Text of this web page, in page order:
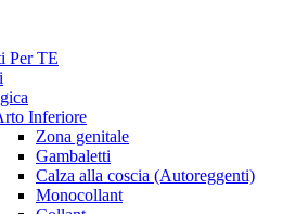
Per TE
Inferiore
Zona genitale
Gambaletti
Calza alla coscia (Autoreggenti)
Monocollant